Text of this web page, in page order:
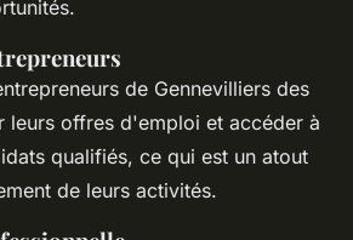
de Gennevilliers des
leurs offres d'emploi et accéder à
qualifiés, ce qui est un atout
de leurs activités.